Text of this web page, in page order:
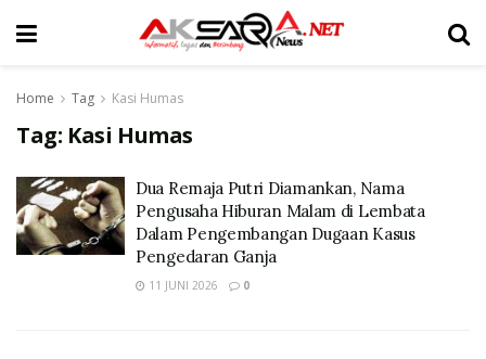
Home Tag Kasi Humas
Tag: Kasi Humas
Dua Remaja Putri Diamankan, Nama
Pengusaha Hiburan Malam di Lembata
Dalam Pengembangan Dugaan Kasus
Pengedaran Ganja
11 JUNI 2026 0